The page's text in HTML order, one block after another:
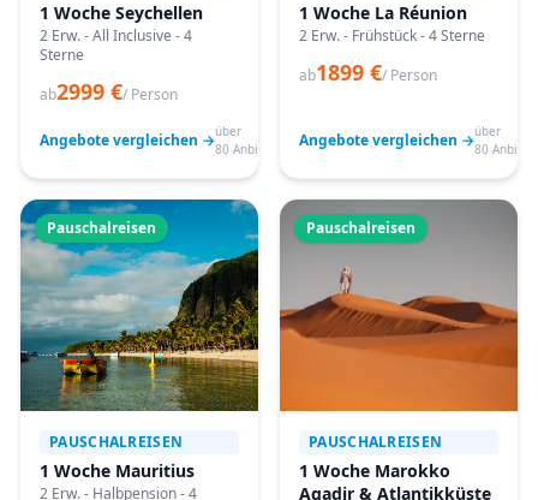
1 Woche Seychellen
2 Erw. - All Inclusive - 4
Sterne
ab2999 €/ Person
Angebote vergleichen →über
80 Anbieter
1 Woche La Réunion
2 Erw. - Frühstück - 4 Sterne
ab1899 €/ Person
Angebote vergleichen →über
80
Pauschalreisen
PAUSCHALREISEN
1 Woche Mauritius
2 Erw. - Halbpension - 4
Pauschalreisen
PAUSCHALREISEN
1 Woche Marokko
Agadir & Atlantikküste